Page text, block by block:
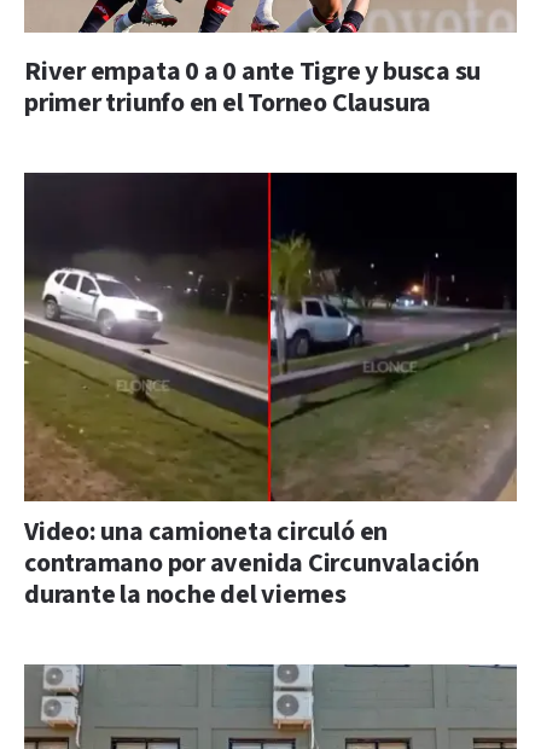
River empata 0 a 0 ante Tigre y busca su
primer triunfo en el Torneo Clausura
Video: una camioneta circuló en
contramano por avenida Circunvalación
durante la noche del viernes